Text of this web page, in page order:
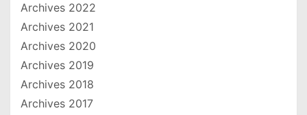
Archives 2022
Archives 2021
Archives 2020
Archives 2019
Archives 2018
Archives 2017